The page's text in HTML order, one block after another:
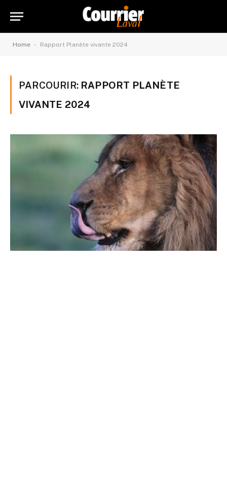
Home - Rapport Planète vivante 2024
PARCOURIR: RAPPORT PLANÈTE
VIVANTE 2024